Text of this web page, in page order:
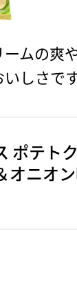
ムの爽
しさで
ポテト
ニオ